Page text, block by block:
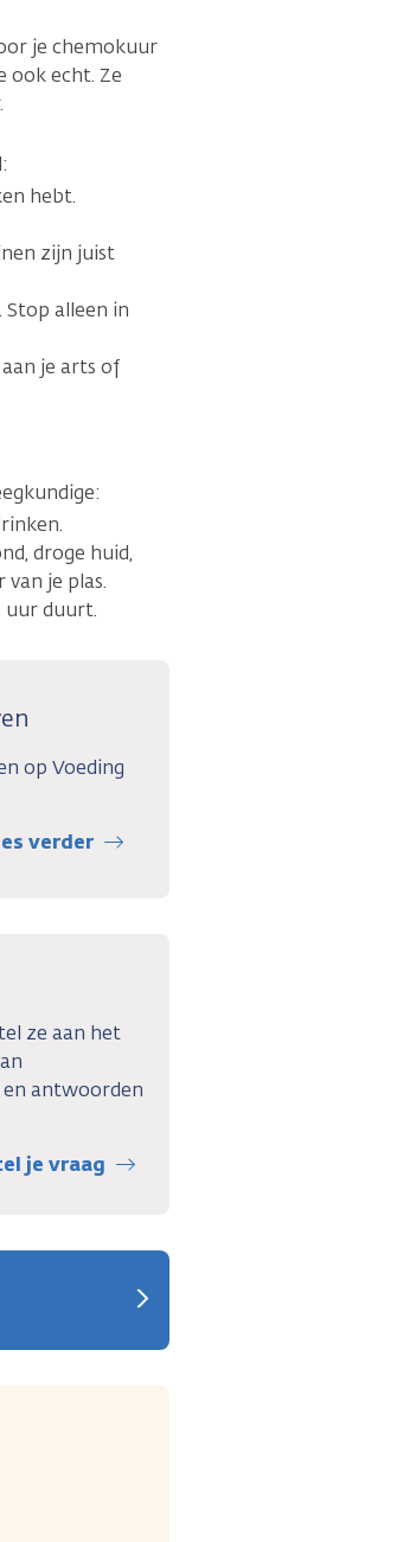
je chemokuur
ook echt. Ze
hebt.
zijn juist
Stop alleen in
je arts of
droge huid,
je plas.
uur duurt.
op Voeding
verder
ze aan het
en antwoorden
je vraag